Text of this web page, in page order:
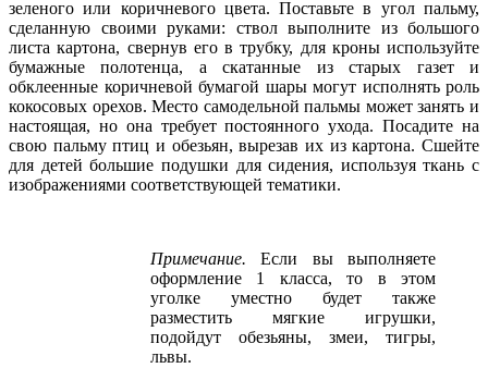
зеленого или коричневого цвета. Поставьте в угол пальму,
сделанную своими руками: ствол выполните из большого
листа картона, свернув его в трубку, для кроны используйте
бумажные полотенца, а скатанные из старых газет и
обклеенные коричневой бумагой шары могут исполнять роль
кокосовых орехов. Место самодельной пальмы может занять и
настоящая, но она требует постоянного ухода. Посадите на
свою пальму птиц и обезьян, вырезав их из картона. Сшейте
для детей большие подушки для сидения, используя ткань с
изображениями соответствующей тематики.
Примечание. Если вы выполняете
оформление 1 класса, то в этом
уголке уместно будет также
разместить мягкие игрушки,
подойдут обезьяны, змеи, тигры,
львы.